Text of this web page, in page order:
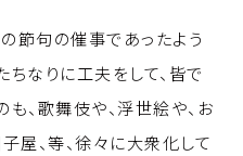
節句の催事であったよう
なりに工夫をして、皆で
、歌舞伎や、浮世絵や、お
屋、等、徐々に大衆化して